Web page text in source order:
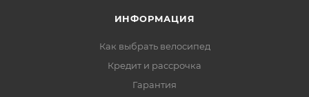
ИНФОРМАЦИЯ
Как выбрать велосипед
Кредит и рассрочка
Гарантия